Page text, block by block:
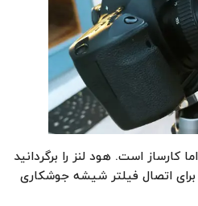
کارساز است. هود لنز را برگردانید
اتصال فیلتر شیشه جوشکاری